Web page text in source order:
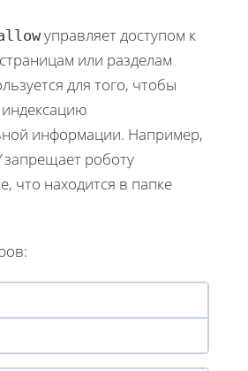
управляет доступом к
или разделам
для того, чтобы
информации. Например,
запрещает роботу
что находится в папке